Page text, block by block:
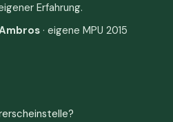
Erfahrung.
· eigene MPU 2015